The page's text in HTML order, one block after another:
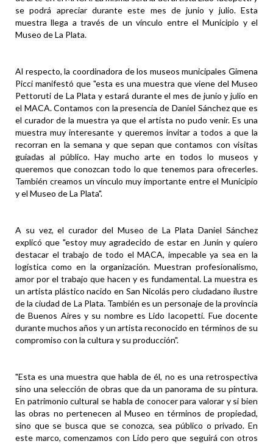
se podrá apreciar durante este mes de junio y julio. Esta
muestra llega a través de un vínculo entre el Municipio y el
Museo de La Plata.
Al respecto, la coordinadora de los museos municipales Gimena
Picci manifestó que "esta es una muestra que viene del Museo
Pettoruti de La Plata y estará durante el mes de junio y julio en
el MACA. Contamos con la presencia de Daniel Sánchez que es
el curador de la muestra ya que el artista no pudo venir. Es una
muestra muy interesante y queremos invitar a todos a que la
recorran en la semana y que sepan que contamos con visitas
guiadas al público. Hay mucho arte en todos lo museos y
queremos que conozcan todo lo que tenemos para ofrecerles.
También creamos un vínculo muy importante entre el Municipio
y el Museo de La Plata".
A su vez, el curador del Museo de La Plata Daniel Sánchez
explicó que "estoy muy agradecido de estar en Junín y quiero
destacar el trabajo de todo el MACA, impecable ya sea en la
logística como en la organización. Muestran profesionalismo,
amor por el trabajo que hacen y es fundamental. La muestra es
un artista plástico nacido en San Nicolás pero ciudadano ilustre
de la ciudad de La Plata. También es un personaje de la provincia
de Buenos Aires y su nombre es Lido Iacopetti. Fue docente
durante muchos años y un artista reconocido en términos de su
compromiso con la cultura y su producción".
"Esta es una muestra que habla de él, no es una retrospectiva
sino una selección de obras que da un panorama de su pintura.
En patrimonio cultural se habla de conocer para valorar y si bien
las obras no pertenecen al Museo en términos de propiedad,
sino que se busca que se conozca, sea público o privado. En
este marco, comenzamos con Lido pero que seguirá con otros